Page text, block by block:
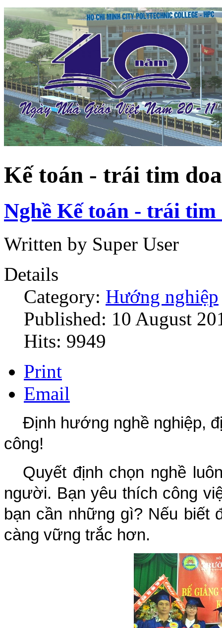
Kế toán - trái tim
Nghề Kế toán - trái tim
Written by Super User
Details
Category: Hướng nghiệp
Published: 10 August
Hits: 9949
Print
Email
Định hướng nghề nghiệp,
công!
Quyết định chọn nghề
người. Bạn yêu thích công
bạn cần những gì? Nếu
càng vững trắc hơn.